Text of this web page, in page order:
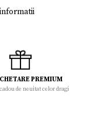
PREMIUM
de neuitat celor dragi